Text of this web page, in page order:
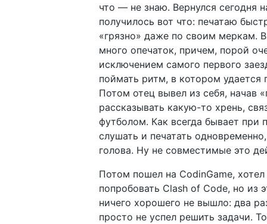
что — не знаю. Вернулся сегодня
получилось вот что: печатаю
«грязно» даже по своим меркам.
много опечаток, причем, порой
исключением самого первого
поймать ритм, в котором удается
Потом отец вывел из себя, начав
рассказывать какую-то хрень,
футболом. Как всегда бывает при
слушать и печатать
голова. Ну не совместимые это
Потом пошел на CodinGame, хотел
попробовать Clash of Code, но из
ничего хорошего не вышло: два
просто не успел решить задачи.